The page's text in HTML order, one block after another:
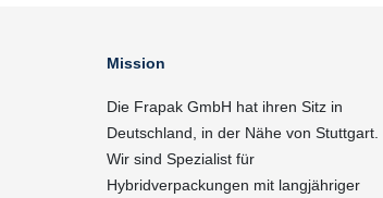
Mission
Die Frapak GmbH hat ihren Sitz in
Deutschland, in der Nähe von Stuttgart.
Wir sind Spezialist für
Hybridverpackungen mit langjähriger